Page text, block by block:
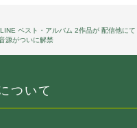
ベスト・アルバム 2作品が 配信他に
源がついに解禁
ついて